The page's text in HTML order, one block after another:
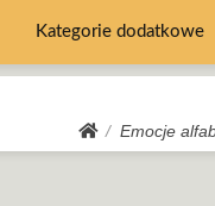
Kategorie dodatkowe
Emocje